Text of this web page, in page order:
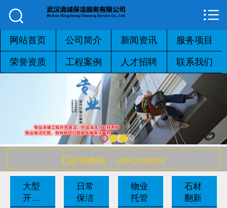
公司简介
新闻资讯
服务项目
荣誉资质
工程案例
人才招聘
联系我们
 

网站首页 公司简介 新闻资讯 服务项目
荣誉资质 工程案例 人才招聘 联系我们
咨询热线：18062030028
大型
开荒
日常
保洁
物业
托管
石材
翻新